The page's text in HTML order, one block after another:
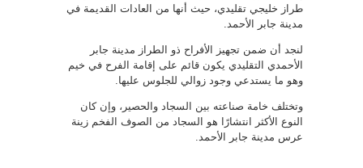
طراز خليجي تقليدي، حيث أنها من العادات القديمة في
مدينة جابر الأحمد.
لنجد أن ضمن تجهيز الأفراح ذو الطراز مدينة جابر
الأحمدي التقليدي يكون قائم على إقامة الفرح في خيم
وهو ما يستدعي وجود زوالي للجلوس عليها.
وتختلف خامة صناعته بين السجاد والحصير، وإن كان
النوع الأكثر انتشارًا هو السجاد من الصوف الفخم زينة
عرس مدينة جابر الأحمد.